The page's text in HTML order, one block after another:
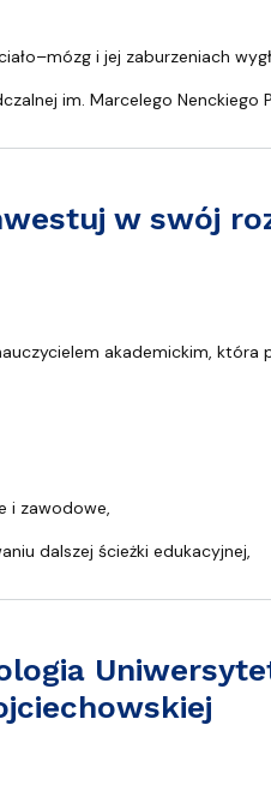
i jej zaburzeniach
im. Marcelego Nenckiego
w swój
w swój rozwój
akademickim, która
i zawodowe,
dalszej ścieżki edukacyjnej,